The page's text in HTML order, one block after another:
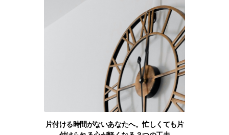
片付ける時間がないあなたへ。忙しくても片